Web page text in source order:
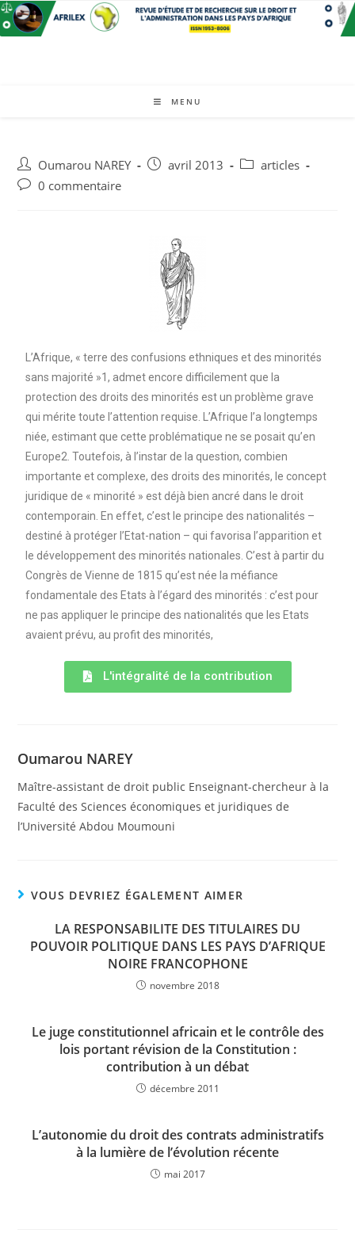
MENU
Oumarou NAREY avril 2013
articles
0 commentaire
L’Afrique, « terre des confusions ethniques et des minorités
sans majorité »1, admet encore difficilement que la
protection des droits des minorités est un problème grave
qui mérite toute l’attention requise. L’Afrique l’a longtemps
niée, estimant que cette problématique ne se posait qu’en
Europe2. Toutefois, à l’instar de la question, combien
importante et complexe, des droits des minorités, le concept
juridique de « minorité » est déjà bien ancré dans le droit
contemporain. En effet, c’est le principe des nationalités –
destiné à protéger l’Etat-nation – qui favorisa l’apparition et
le développement des minorités nationales. C’est à partir du
Congrès de Vienne de 1815 qu’est née la méfiance
fondamentale des Etats à l’égard des minorités : c’est pour
ne pas appliquer le principe des nationalités que les Etats
avaient prévu, au profit des minorités,
L'intégralité de la contribution
Oumarou NAREY
Maître-assistant de droit public Enseignant-chercheur à la
Faculté des Sciences économiques et juridiques de
l’Université Abdou Moumouni
VOUS DEVRIEZ ÉGALEMENT AIMER
LA RESPONSABILITE DES TITULAIRES DU
POUVOIR POLITIQUE DANS LES PAYS D’AFRIQUE
NOIRE FRANCOPHONE
novembre 2018
Le juge constitutionnel africain et le contrôle des
lois portant révision de la Constitution :
contribution à un débat
décembre 2011
L’autonomie du droit des contrats administratifs
à la lumière de l’évolution récente
mai 2017